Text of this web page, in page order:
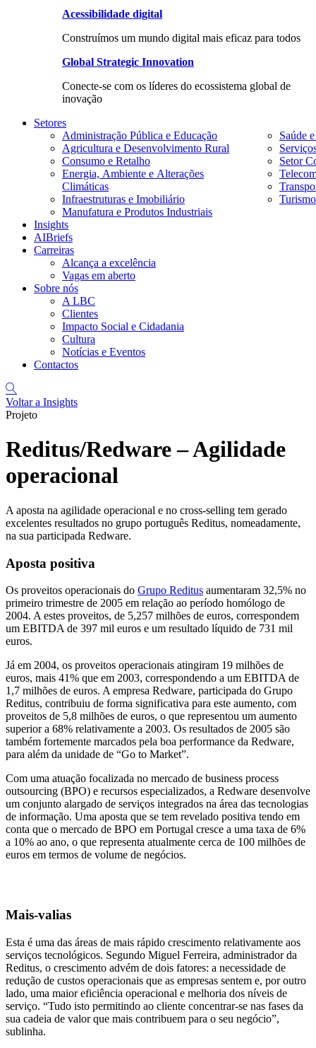
Acessibilidade digital
Construímos um mundo digital mais eficaz para todos
Global Strategic Innovation
Conecte-se com os líderes do ecossistema global de
inovação
Setores
Administração Pública e Educação
Agricultura e Desenvolvimento Rural
Consumo e Retalho
Energia, Ambiente e Alterações
Climáticas
Infraestruturas e Imobiliário
Manufatura e Produtos Industriais
Saúde
Setor
Insights
AIBriefs
Carreiras
Alcança a excelência
Vagas em aberto
Sobre nós
A LBC
Clientes
Impacto Social e Cidadania
Cultura
Notícias e Eventos
Contactos
Voltar a Insights
Projeto
Reditus/Redware – Agilidade
operacional
A aposta na agilidade operacional e no cross-selling tem gerado
excelentes resultados no grupo português Reditus, nomeadamente,
na sua participada Redware.
Aposta positiva
Os proveitos operacionais do Grupo Reditus aumentaram 32,5% no
primeiro trimestre de 2005 em relação ao período homólogo de
2004. A estes proveitos, de 5,257 milhões de euros, correspondem
um EBITDA de 397 mil euros e um resultado líquido de 731 mil
euros.
Já em 2004, os proveitos operacionais atingiram 19 milhões de
euros, mais 41% que em 2003, correspondendo a um EBITDA de
1,7 milhões de euros. A empresa Redware, participada do Grupo
Reditus, contribuiu de forma significativa para este aumento, com
proveitos de 5,8 milhões de euros, o que representou um aumento
superior a 68% relativamente a 2003. Os resultados de 2005 são
também fortemente marcados pela boa performance da Redware,
para além da unidade de “Go to Market”.
Com uma atuação focalizada no mercado de business process
outsourcing (BPO) e recursos especializados, a Redware desenvolve
um conjunto alargado de serviços integrados na área das tecnologias
de informação. Uma aposta que se tem revelado positiva tendo em
conta que o mercado de BPO em Portugal cresce a uma taxa de 6%
a 10% ao ano, o que representa atualmente cerca de 100 milhões de
euros em termos de volume de negócios.
Mais-valias
Esta é uma das áreas de mais rápido crescimento relativamente aos
serviços tecnológicos. Segundo Miguel Ferreira, administrador da
Reditus, o crescimento advém de dois fatores: a necessidade de
redução de custos operacionais que as empresas sentem e, por outro
lado, uma maior eficiência operacional e melhoria dos níveis de
serviço. “Tudo isto permitindo ao cliente concentrar-se nas fases da
sua cadeia de valor que mais contribuem para o seu negócio”,
sublinha.